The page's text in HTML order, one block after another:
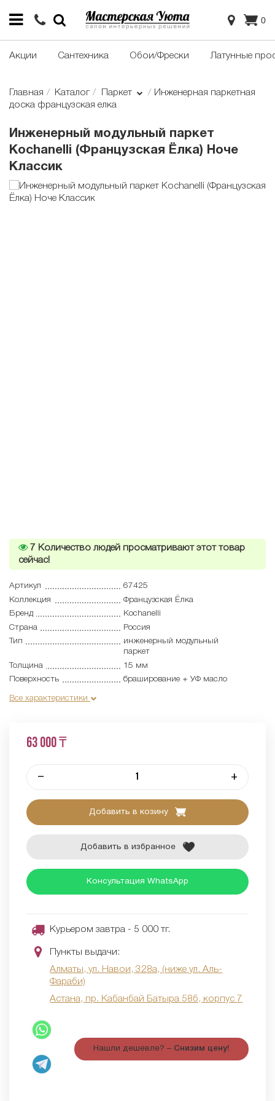
0
Акции Сантехника Обои/Фрески Латунные
Главная Каталог Паркет
Инженерная паркетная
доска французская елка
Инженерный модульный паркет
Kochanelli (Французская Ёлка) Ноче
Классик
7 Количество людей просматривают этот товар
сейчас!
Артикул
67425
Коллекция
Французская Ёлка
Бренд
Kochanelli
Страна
Россия
Тип
инженерный модульный
паркет
Толщина
15 мм
Поверхность
браширование + УФ масло
Все характеристики
63 000 ₸
– +
Добавить в козину
Добавить в избранное
Консультация WhatsApp
Курьером завтра - 5 000 тг.
Пункты выдачи:
Алматы, ул. Навои, 328а, (ниже ул. Аль-
Фараби)
Астана, пр. Кабанбай Батыра 58б, корпус 7
Нашли дешевле? – Снизим цену!